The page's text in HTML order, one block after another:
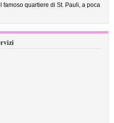
famoso quartiere di St. Pauli, a poca